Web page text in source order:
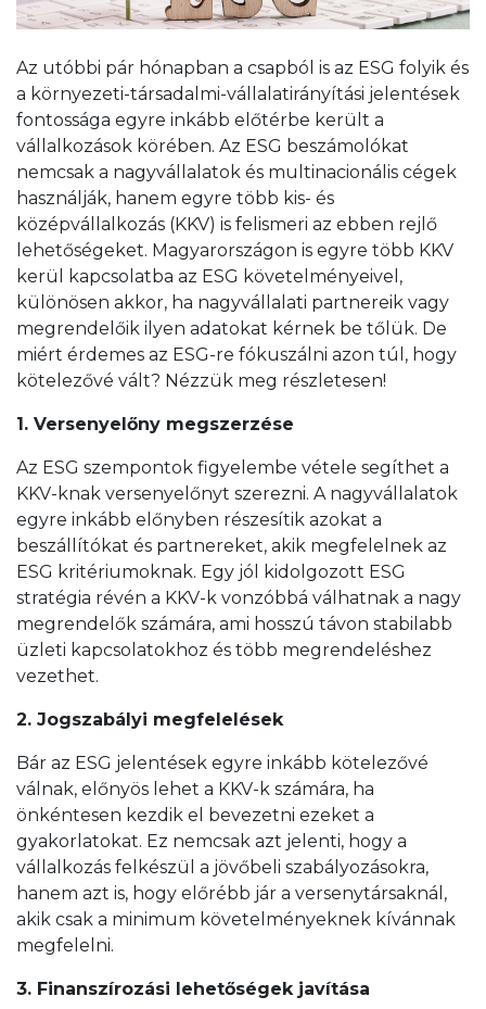
Az utóbbi pár hónapban a csapból is az ESG folyik és
a környezeti-társadalmi-vállalatirányítási jelentések
fontossága egyre inkább előtérbe került a
vállalkozások körében. Az ESG beszámolókat
nemcsak a nagyvállalatok és multinacionális cégek
használják, hanem egyre több kis- és
középvállalkozás (KKV) is felismeri az ebben rejlő
lehetőségeket. Magyarországon is egyre több KKV
kerül kapcsolatba az ESG követelményeivel,
különösen akkor, ha nagyvállalati partnereik vagy
megrendelőik ilyen adatokat kérnek be tőlük. De
miért érdemes az ESG-re fókuszálni azon túl, hogy
kötelezővé vált? Nézzük meg részletesen!
1. Versenyelőny megszerzése
Az ESG szempontok figyelembe vétele segíthet a
KKV-knak versenyelőnyt szerezni. A nagyvállalatok
egyre inkább előnyben részesítik azokat a
beszállítókat és partnereket, akik megfelelnek az
ESG kritériumoknak. Egy jól kidolgozott ESG
stratégia révén a KKV-k vonzóbbá válhatnak a nagy
megrendelők számára, ami hosszú távon stabilabb
üzleti kapcsolatokhoz és több megrendeléshez
vezethet.
2. Jogszabályi megfelelések
Bár az ESG jelentések egyre inkább kötelezővé
válnak, előnyös lehet a KKV-k számára, ha
önkéntesen kezdik el bevezetni ezeket a
gyakorlatokat. Ez nemcsak azt jelenti, hogy a
vállalkozás felkészül a jövőbeli szabályozásokra,
hanem azt is, hogy előrébb jár a versenytársaknál,
akik csak a minimum követelményeknek kívánnak
megfelelni.
3. Finanszírozási lehetőségek javítása